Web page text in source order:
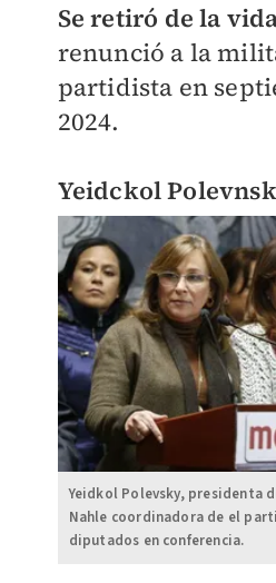
Se retiró de la
renunció a la
partidista en
2024.
Yeidckol
Yeidkol Polevsky, presidenta
Nahle coordinadora de el
diputados en conferencia.